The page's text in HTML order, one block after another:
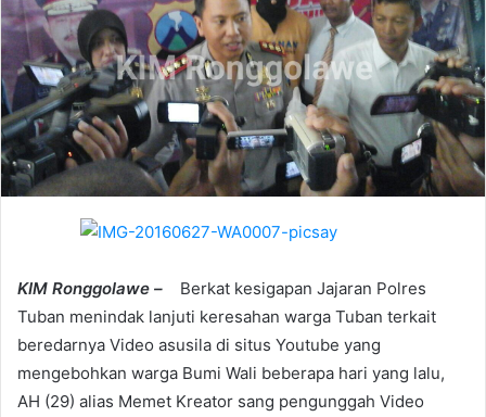
l
KIM Ronggolawe – Berkat kesigapan Jajaran Polres
Tuban menindak lanjuti keresahan warga Tuban terkait
beredarnya Video asusila di situs Youtube yang
mengebohkan warga Bumi Wali beberapa hari yang lalu,
AH (29) alias Memet Kreator sang pengunggah Video